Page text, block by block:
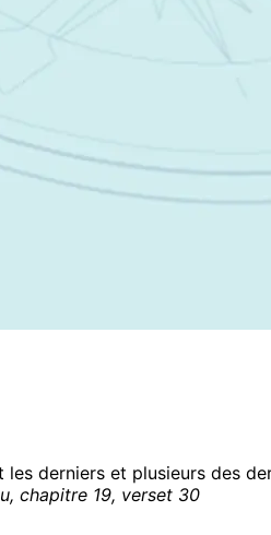
les derniers et plusieurs des
chapitre 19, verset 30